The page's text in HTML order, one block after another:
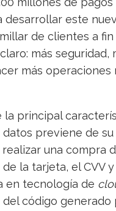
desarrollar este
de clientes a
más
más
principal
previene de
una compra
la tarjeta, el CVV
en tecnología de
código generado